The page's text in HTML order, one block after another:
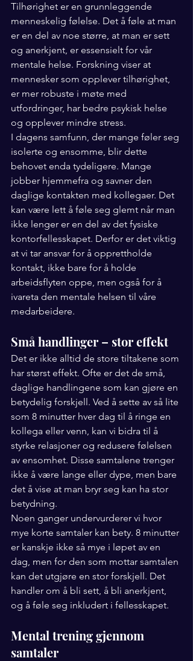
Tilhørighet er en grunnleggende
menneskelig følelse. Det å føle at man
er en del av noe større, at man er sett
og anerkjent, er essensielt for vår
mentale helse. Forskning viser at
mennesker som opplever tilhørighet,
er mer robuste i møte med
utfordringer, har bedre psykisk helse
og opplever mindre stress.
I dagens samfunn, der mange føler seg
isolerte og ensomme, blir dette
behovet enda tydeligere. Mange
jobber hjemmefra og savner den
daglige kontakten med kollegaer. Det
kan være lett å føle seg glemt når man
ikke lenger er en del av det fysiske
kontorfellesskapet. Derfor er det viktig
at vi tar ansvar for å opprettholde
kontakt, ikke bare for å holde
arbeidsflyten oppe, men også for å
ivareta den mentale helsen til våre
medarbeidere.
Små handlinger – stor effekt
Det er ikke alltid de store tiltakene som
har størst effekt. Ofte er det de små,
daglige handlingene som kan gjøre en
betydelig forskjell. Ved å sette av så lite
som 8 minutter hver dag til å ringe en
kollega eller venn, kan vi bidra til å
styrke relasjoner og redusere følelsen
av ensomhet. Disse samtalene trenger
ikke å være lange eller dype, men bare
det å vise at man bryr seg kan ha stor
betydning.
Noen ganger undervurderer vi hvor
mye korte samtaler kan bety. 8 minutter
er kanskje ikke så mye i løpet av en
dag, men for den som mottar samtalen
kan det utgjøre en stor forskjell. Det
handler om å bli sett, å bli anerkjent,
og å føle seg inkludert i fellesskapet.
Mental trening gjennom
samtaler